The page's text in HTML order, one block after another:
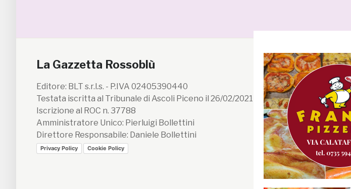
La Gazzetta Rossoblù
Editore: BLT s.r.l.s. - P.IVA 02405390440
Testata iscritta al Tribunale di Ascoli Piceno il 26/02/2021 n. 199/2021
Iscrizione al ROC n. 37788
Amministratore Unico: Pierluigi Bollettini
Direttore Responsabile: Daniele Bollettini
Privacy Policy Cookie Policy